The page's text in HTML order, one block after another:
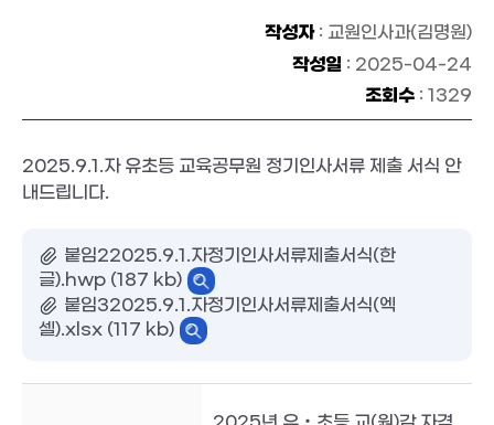
작성자: 교원인사과(김명원)
작성일 : 2025-04-24
조회수 : 1329
2025.9.1.자 유초등 교육공무원 정기인사서류 제출 서식 안
내드립니다.
붙임22025.9.1.자정기인사서류제출서식(한
글).hwp (187 kb)
붙임32025.9.1.자정기인사서류제출서식(엑
셀).xlsx (117 kb)